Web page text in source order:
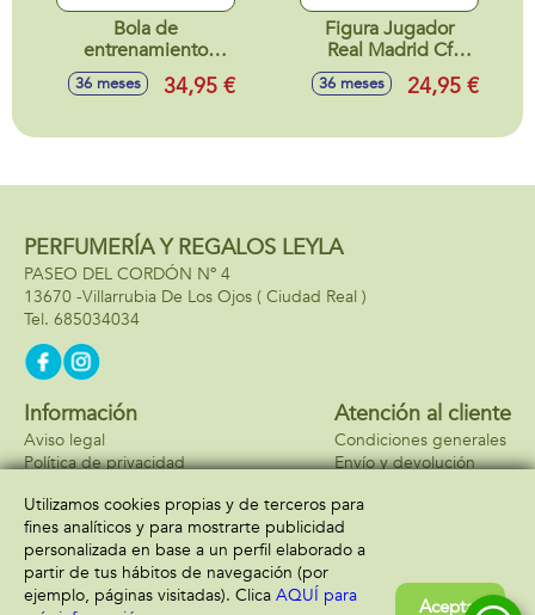
Bola de
entrenamiento
Boxeo, incluye
guantes, altura
ball 23x126x39cm
36 meses 34,95 €
Figura Jugador
Real Madrid Cf
Mbappe 20 cm
36 meses 24,95 €
PERFUMERÍA Y REGALOS LEYLA
PASEO DEL CORDÓN Nº 4
13670 -Villarrubia De Los Ojos ( Ciudad Real )
685034034
Información
Aviso legal
Política de privacidad
Atención al cliente
Condiciones generales
Envío y devolución
Formas de pago
Utilizamos cookies propias y de terceros para
fines analíticos y para mostrarte publicidad
personalizada en base a un perfil elaborado a
partir de tus hábitos de navegación (por
ejemplo, páginas visitadas). Clica AQUÍ para
Aceptar